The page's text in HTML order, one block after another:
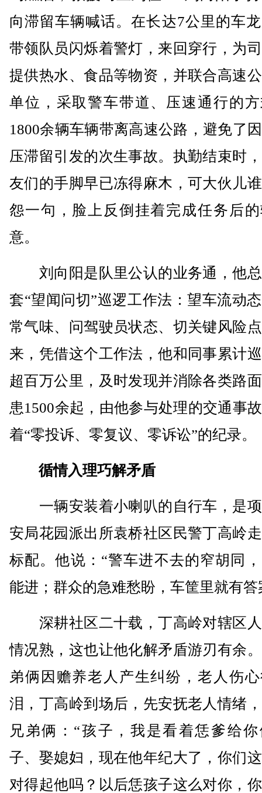
向滞留车辆喊话。在长达7公里的车
带领队员闪烁着警灯，来回穿行，为
提供热水、食品等物资，并联合高速
单位，采取警车带道、压速通行的
1800余辆车辆带离高速公路，避免了
压滞留引发的次生事故。执勤结束时
友们的手脚早已冻得麻木，可大伙儿
怨一句，脸上反倒挂着完成任务后
意。
刘向阳是队里公认的业务通，他
套“望闻问切”巡逻工作法：望车流动
常气味、问驾驶员状态、切关键风险
来，凭借这个工作法，他和同事累计
超百万公里，及时发现并消除各类路
患1500余起，由他参与处理的交通事
着“零投诉、零复议、零诉讼”的纪录。
循情入理巧解矛盾
一辆安装着小喇叭的自行车，是
安局花园派出所袁桥社区民警丁高岭
标配。他说：“警车进不去的窄胡同
能进；群众的急难愁盼，车筐里就有答
深耕社区二十载，丁高岭对辖区
情况熟，这也让他化解矛盾游刃有余
弟俩因赡养老人产生纠纷，老人伤
泪，丁高岭到场后，先安抚老人情绪
兄弟俩：“孩子，我是看着恁爹给
子、娶媳妇，现在他年纪大了，你们
对得起他吗？以后恁孩子这么对你，